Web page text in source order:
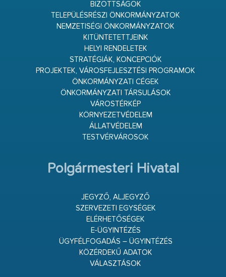
BIZOTTSÁGOK
TELEPÜLÉSRÉSZI ÖNKORMÁNYZATOK
NEMZETISÉGI ÖNKORMÁNYZATOK
KITÜNTETETTJEINK
HELYI RENDELETEK
STRATÉGIÁK, KONCEPCIÓK
PROJEKTEK, VÁROSFEJLESZTÉSI PROGRAMOK
ÖNKORMÁNYZATI CÉGEK
ÖNKORMÁNYZATI TÁRSULÁSOK
VÁROSTÉRKÉP
KÖRNYEZETVÉDELEM
ÁLLATVÉDELEM
TESTVÉRVÁROSOK
Polgármesteri Hivatal
JEGYZŐ, ALJEGYZŐ
SZERVEZETI EGYSÉGEK
ELÉRHETŐSÉGEK
E-ÜGYINTÉZÉS
ÜGYFÉLFOGADÁS – ÜGYINTÉZÉS
KÖZÉRDEKŰ ADATOK
VÁLASZTÁSOK